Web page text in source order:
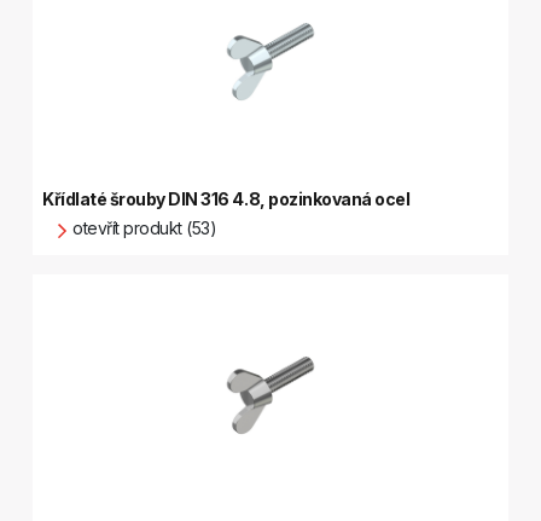
Křídlaté šrouby DIN 316 4.8, pozinkovaná ocel
otevřít produkt (53)